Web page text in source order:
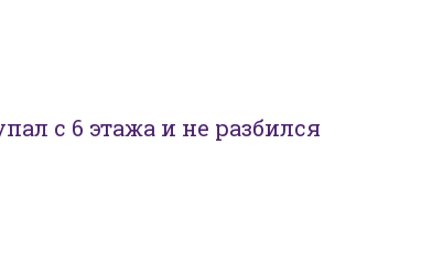
с 6 этажа и не разбился